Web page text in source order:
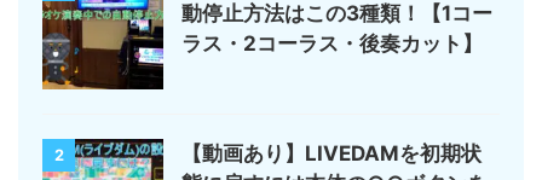
動停止方法はこの3種類！【1コー
ラス・2コーラス・後奏カット】
2
【動画あり】LIVEDAMを初期状